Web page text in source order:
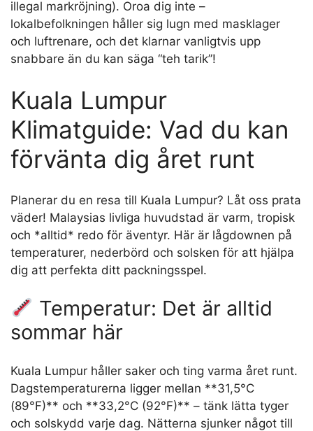
illegal markröjning). Oroa dig inte –
lokalbefolkningen håller sig lugn med masklager
och luftrenare, och det klarnar vanligtvis upp
snabbare än du kan säga “teh tarik”!
Kuala Lumpur
Klimatguide: Vad du kan
förvänta dig året runt
Planerar du en resa till Kuala Lumpur? Låt oss prata
väder! Malaysias livliga huvudstad är varm, tropisk
och *alltid* redo för äventyr. Här är lågdownen på
temperaturer, nederbörd och solsken för att hjälpa
dig att perfekta ditt packningsspel.
Temperatur: Det är alltid
sommar här
Kuala Lumpur håller saker och ting varma året runt.
Dagstemperaturerna ligger mellan **31,5°C
(89°F)** och **33,2°C (92°F)** – tänk lätta tyger
och solskydd varje dag. Nätterna sjunker något till